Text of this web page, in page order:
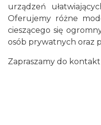
urządzeń
Oferujemy różne
cieszącego się
osób prywatnych oraz
Zapraszamy do